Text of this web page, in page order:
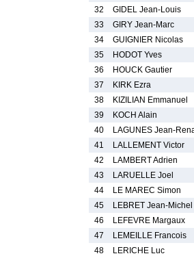
32
GIDEL Jean-Louis
33
GIRY Jean-Marc
34
GUIGNIER Nicolas
35
HODOT Yves
36
HOUCK Gautier
37
KIRK Ezra
38
KIZILIAN Emmanuel
39
KOCH Alain
40
LAGUNES Jean-
41
LALLEMENT Victor
42
LAMBERT Adrien
43
LARUELLE Joel
44
LE MAREC Simon
45
LEBRET Jean-Michel
46
LEFEVRE Margaux
47
LEMEILLE Francois
48
LERICHE Luc